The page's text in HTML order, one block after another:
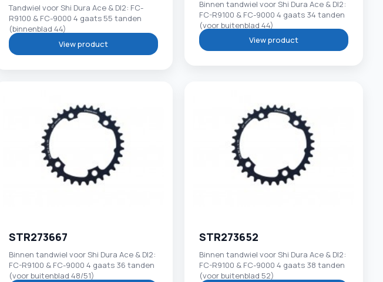
Tandwiel voor Shi Dura Ace & DI2: FC-
R9100 & FC-9000 4 gaats 55 tanden
(binnenblad 44)
View product
Binnen tandwiel voor Shi Dura Ace & DI2:
FC-R9100 & FC-9000 4 gaats 34 tanden
(voor buitenblad 44)
View product
STR273667
Binnen tandwiel voor Shi Dura Ace & DI2:
FC-R9100 & FC-9000 4 gaats 36 tanden
(voor buitenblad 48/51)
STR273652
Binnen tandwiel voor Shi Dura Ace & DI2:
FC-R9100 & FC-9000 4 gaats 38 tanden
(voor buitenblad 52)